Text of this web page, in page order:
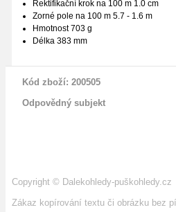
Rektifikační krok na 100 m 1.0 cm
Zorné pole na 100 m 5.7 - 1.6 m
Hmotnost 703 g
Délka 383 mm
Kód zboží: 200505
Odpovědný subjekt
Copyright © Dalekohledy-puškohledy.cz
Zákaz kopírování textu či obrázku bez